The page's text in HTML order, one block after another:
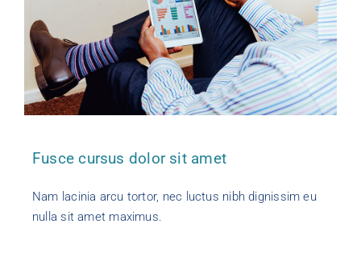
Fusce cursus dolor sit amet
Nam lacinia arcu tortor, nec luctus nibh dignissim eu
nulla sit amet maximus.